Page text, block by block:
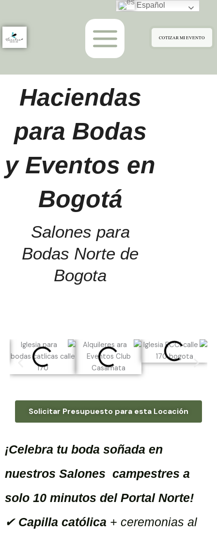
contenido
COTIZAR MI EVENTO
Haciendas
para Bodas
y Eventos en
Bogotá
Salones para
Bodas Norte de
Bogota
Solicitar Presupuesto para esta Locación
¡Celebra tu boda soñada en
nuestros Salones campestres a
solo 10 minutos del Portal Norte!
✔ Capilla católica + ceremonias al
Español